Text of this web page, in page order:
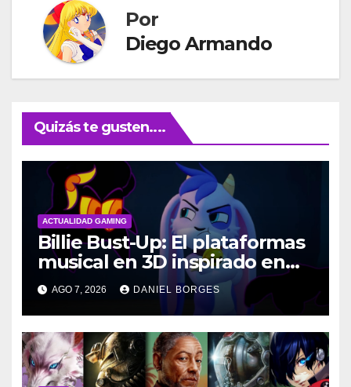
Por
Diego Armando
Quizás te gusten....
ACTUALIDAD GAMING
Billie Bust-Up: El plataformas
musical en 3D inspirado en
Disney
AGO 7, 2026 DANIEL BORGES